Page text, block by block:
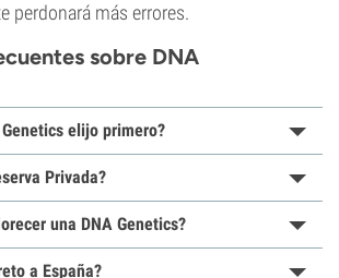
perdonará más errores.
sobre DNA
elijo primero?
Privada?
una DNA Genetics?
a España?